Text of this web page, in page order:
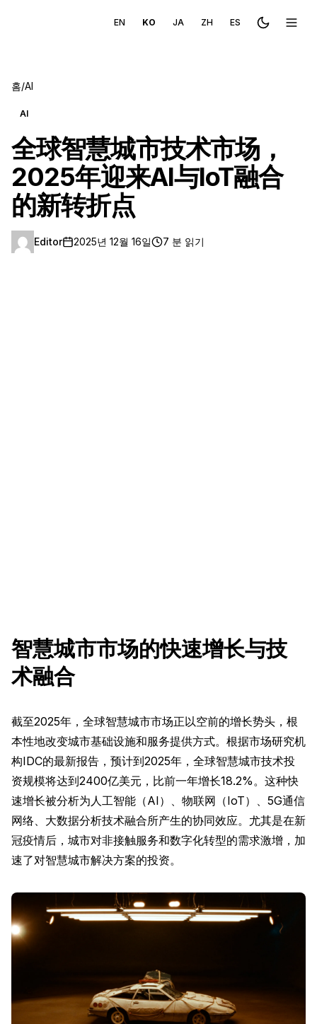
EN KO JA ZH ES Toggle메뉴
홈/AI
AI
全球智慧城市技术市场，
2025年迎来AI与IoT融合
的新转折点
Editor 2025년 12월 16일 7 분 읽기
智慧城市市场的快速增长与技
术融合
截至2025年，全球智慧城市市场正以空前的增长势头，根
本性地改变城市基础设施和服务提供方式。根据市场研究机
构IDC的最新报告，预计到2025年，全球智慧城市技术投
资规模将达到2400亿美元，比前一年增长18.2%。这种快
速增长被分析为人工智能（AI）、物联网（IoT）、5G通信
网络、大数据分析技术融合所产生的协同效应。尤其是在新
冠疫情后，城市对非接触服务和数字化转型的需求激增，加
速了对智慧城市解决方案的投资。